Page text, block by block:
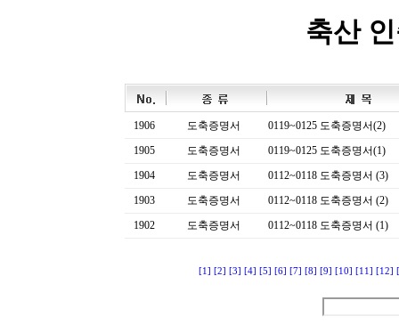
축산
1906 도축증명서
0119~0125 도축증명서(2)
1905
도축증명서
0119~0125 도축증명서(1)
1904
도축증명서
0112~0118 도축증명서 (3)
1903
도축증명서
0112~0118 도축증명서 (2)
1902
도축증명서 0112~0118 도축증명서 (1)
[1] [2] [3] [4] [5] [6] [7] [8] [9] [10] [11] [12]